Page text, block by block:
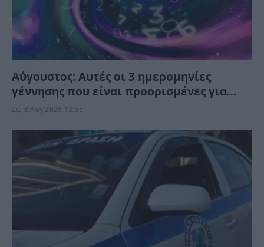
Αύγουστος: Αυτές οι 3 ημερομηνίες
γέννησης που είναι προορισμένες για
τύχη και αφθονία – Το Σύμπαν τις ευνοεί
Σα, 8 Αυγ 2026 13:55